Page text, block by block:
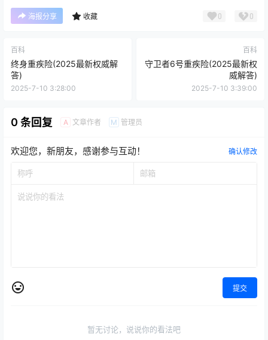
海报分享 收藏 0 0
百科
终身重疾险(2025最新权威解
答)
2025-7-10 3:28:00
百科
守卫者6号重疾险(2025最新权
威解答)
2025-7-10 3:39:00
0 条回复 A 文章作者 M 管理员
欢迎您，新朋友，感谢参与互动！ 确认修改
提交
暂无讨论，说说你的看法吧